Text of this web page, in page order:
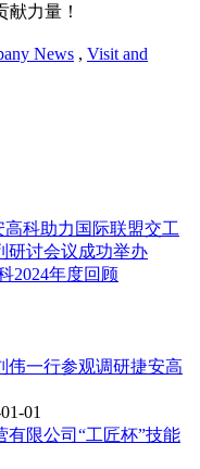
力量！
News , Visit and
高科助力国际联盟交工
研讨会议成功举办
2024年度回顾
伟一行参观调研捷安高
01
限公司“工匠杯”技能